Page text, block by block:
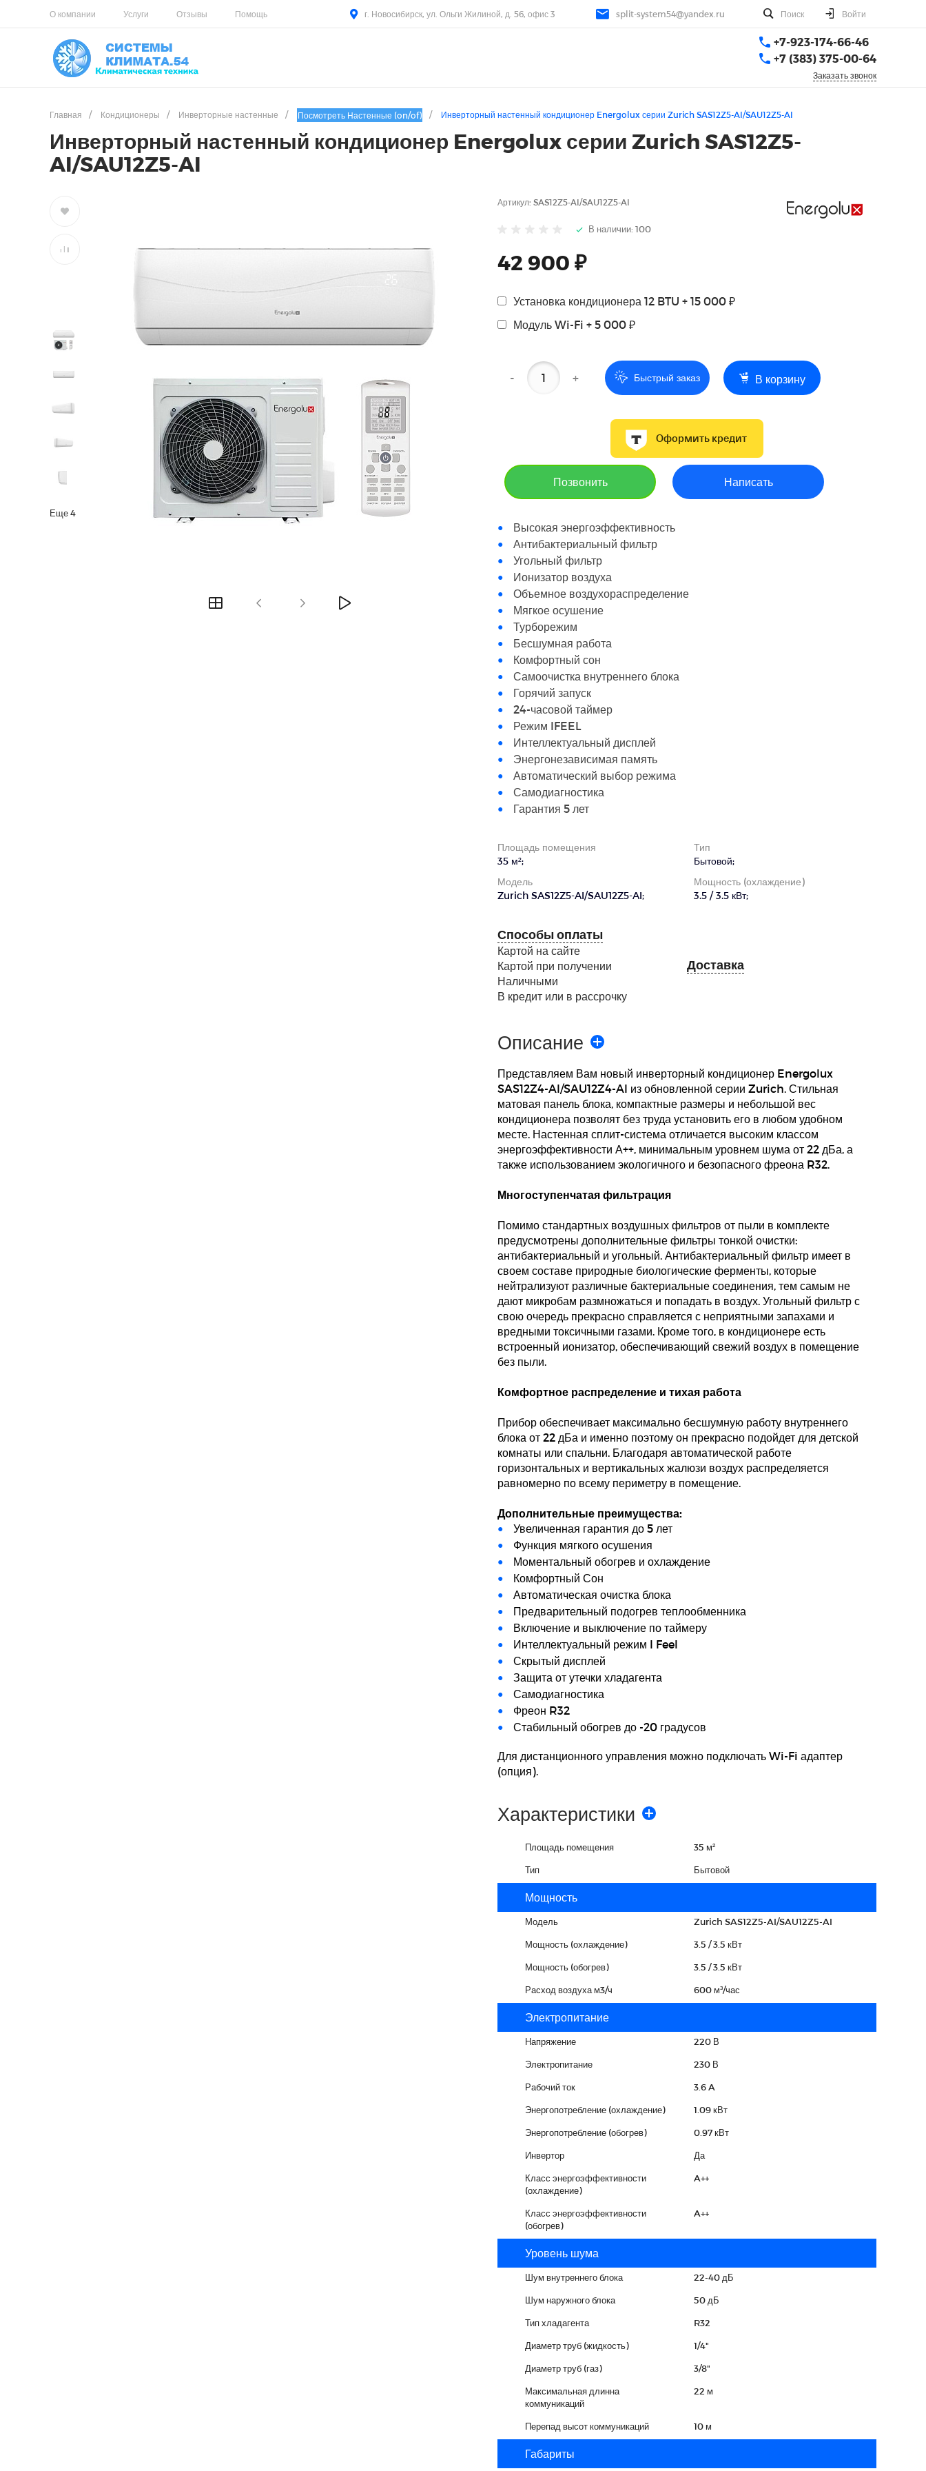
О компании Услуги Отзывы Помощь г. Новосибирск, ул. Ольги Жилиной, д. 56, офис 3 split-system54@yandex.ru Поиск Войти
+7-923-174-66-46
+7 (383) 375-00-64
Заказать звонок
Главная / Кондиционеры / Инверторные настенные / Посмотреть Настенные (on/of) / Инверторный настенный кондиционер Energolux серии Zurich SAS12Z5-AI/SAU12Z5-AI
Инверторный настенный кондиционер Energolux серии Zurich SAS12Z5-
AI/SAU12Z5-AI
Еще4
Артикул: SAS12Z5-AI/SAU12Z5-AI
В наличии: 100
42 900 ₽
Установка кондиционера 12 BTU + 15 000 ₽
Модуль Wi-Fi + 5 000 ₽
- + Быстрый заказ В корзину
Оформить кредит
Позвонить Написать
Высокая энергоэффективность
Антибактериальный фильтр
Угольный фильтр
Ионизатор воздуха
Объемное воздухораспределение
Мягкое осушение
Турборежим
Бесшумная работа
Комфортный сон
Самоочистка внутреннего блока
Горячий запуск
24-часовой таймер
Режим IFEEL
Интеллектуальный дисплей
Энергонезависимая память
Автоматический выбор режима
Самодиагностика
Гарантия 5 лет
Площадь помещения
35 м²;
Тип
Бытовой;
Модель
Zurich SAS12Z5-AI/SAU12Z5-AI;
Мощность (охлаждение)
3.5 / 3.5 кВт;
Способы оплаты
Картой на сайте
Картой при получении
Наличными
В кредит или в рассрочку
Доставка
Описание
Представляем Вам новый инверторный кондиционер Energolux
SAS12Z4-AI/SAU12Z4-AI из обновленной серии Zurich. Стильная
матовая панель блока, компактные размеры и небольшой вес
кондиционера позволят без труда установить его в любом удобном
месте. Настенная сплит-система отличается высоким классом
энергоэффективности А++, минимальным уровнем шума от 22 дБа, а
также использованием экологичного и безопасного фреона R32.
Многоступенчатая фильтрация
Помимо стандартных воздушных фильтров от пыли в комплекте
предусмотрены дополнительные фильтры тонкой очистки:
антибактериальный и угольный. Антибактериальный фильтр имеет в
своем составе природные биологические ферменты, которые
нейтрализуют различные бактериальные соединения, тем самым не
дают микробам размножаться и попадать в воздух. Угольный фильтр с
свою очередь прекрасно справляется с неприятными запахами и
вредными токсичными газами. Кроме того, в кондиционере есть
встроенный ионизатор, обеспечивающий свежий воздух в помещение
без пыли.
Комфортное распределение и тихая работа
Прибор обеспечивает максимально бесшумную работу внутреннего
блока от 22 дБа и именно поэтому он прекрасно подойдет для детской
комнаты или спальни. Благодаря автоматической работе
горизонтальных и вертикальных жалюзи воздух распределяется
равномерно по всему периметру в помещение.
Дополнительные преимущества:
Увеличенная гарантия до 5 лет
Функция мягкого осушения
Моментальный обогрев и охлаждение
Комфортный Сон
Автоматическая очистка блока
Предварительный подогрев теплообменника
Включение и выключение по таймеру
Интеллектуальный режим I Feel
Скрытый дисплей
Защита от утечки хладагента
Самодиагностика
Фреон R32
Стабильный обогрев до -20 градусов
Для дистанционного управления можно подключать Wi-Fi адаптер
(опция).
Характеристики
Площадь помещения 35 м²
Тип Бытовой
Мощность
Модель Zurich SAS12Z5-AI/SAU12Z5-AI
Мощность (охлаждение) 3.5 / 3.5 кВт
Мощность (обогрев) 3.5 / 3.5 кВт
Расход воздуха м3/ч 600 м³/час
Электропитание
Напряжение 220 В
Электропитание 230 В
Рабочий ток 3.6 A
Энергопотребление (охлаждение) 1.09 кВт
Энергопотребление (обогрев) 0.97 кВт
Инвертор Да
Класс энергоэффективности
(охлаждение)
A++
Класс энергоэффективности
(обогрев)
A++
Уровень шума
Шум внутреннего блока 22-40 дБ
Шум наружного блока 50 дБ
Тип хладагента R32
Диаметр труб (жидкость) 1/4"
Диаметр труб (газ) 3/8"
Максимальная длинна
коммуникаций
22 м
Перепад высот коммуникаций 10 м
Габариты